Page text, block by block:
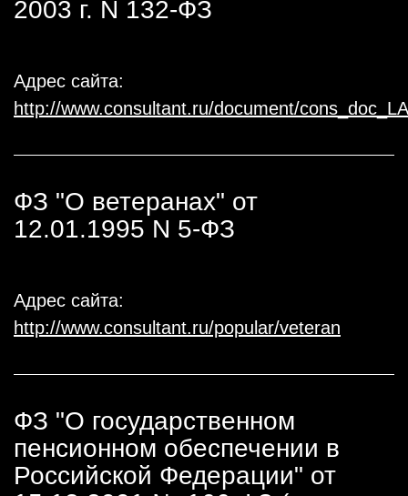
2003 г. N 132-ФЗ
Адрес сайта:
http://www.consultant.ru/document/
ФЗ "О ветеранах" от
12.01.1995 N 5-ФЗ
Адрес сайта:
http://www.consultant.ru/popular/veteran
ФЗ "О государственном
пенсионном обеспечении в
Российской Федерации" от